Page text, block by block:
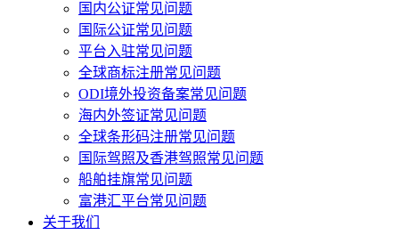
国内公证常见问题
国际公证常见问题
平台入驻常见问题
全球商标注册常见问题
ODI境外投资备案常见问题
海内外签证常见问题
全球条形码注册常见问题
国际驾照及香港驾照常见问题
船舶挂旗常见问题
富港汇平台常见问题
关于我们